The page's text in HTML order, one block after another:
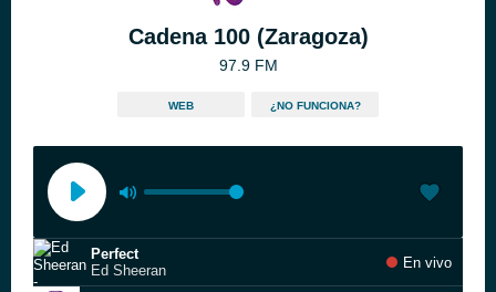
Cadena 100 (Zaragoza)
97.9 FM
WEB ¿NO FUNCIONA?
Perfect
Ed Sheeran
En vivo